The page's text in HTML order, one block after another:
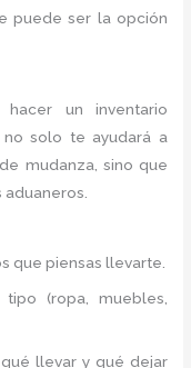
puede ser la opción
un inventario
solo te ayudará a
mudanza, sino que
que piensas llevarte.
(ropa, muebles,
llevar y qué dejar